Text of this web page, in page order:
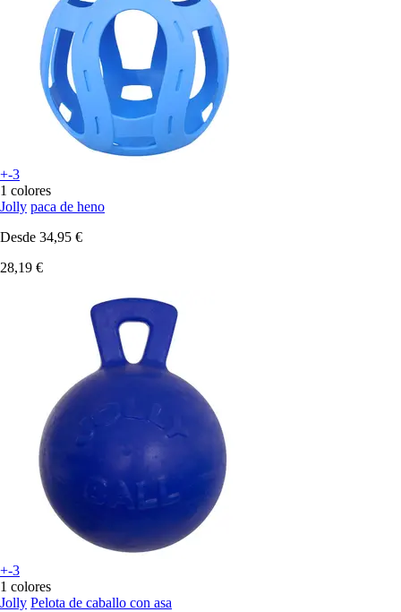
+-3
1 colores
Jolly paca de heno
Desde 34,95 €
28,19 €
+-3
1 colores
Jolly Pelota de caballo con asa